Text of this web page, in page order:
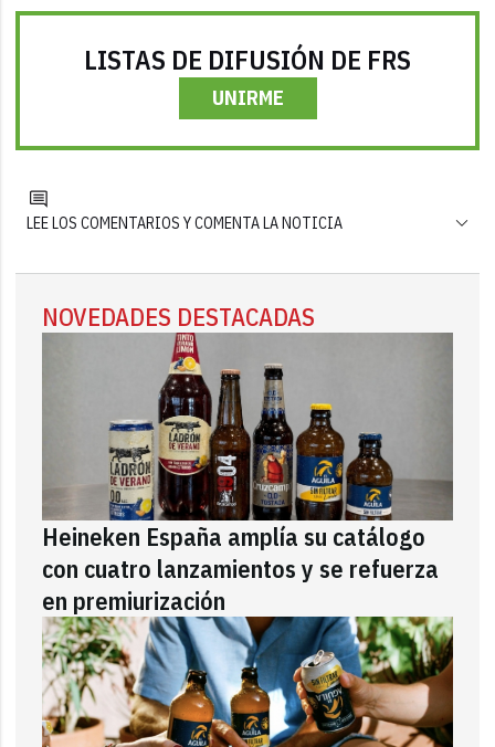
LISTAS DE DIFUSIÓN DE FRS
UNIRME
LEE LOS COMENTARIOS Y COMENTA LA NOTICIA
NOVEDADES DESTACADAS
Heineken España amplía su catálogo
con cuatro lanzamientos y se refuerza
en premiurización